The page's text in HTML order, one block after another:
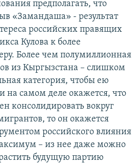
предполагать, что
«Замандаша» - результат
российских правящих
Кулова к более
Более чем полумиллионная
из Кыргызстана – слишком
категория, чтобы ею
на самом деле окажется, что
консолидировать вокруг
то он окажется
российского влияния
– из нее даже можно
будущую партию